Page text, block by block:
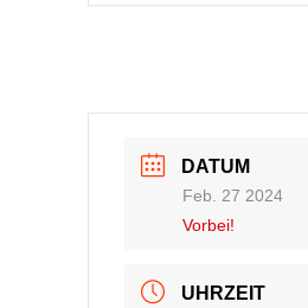
DATUM
Feb. 27 2024
Vorbei!
UHRZEIT